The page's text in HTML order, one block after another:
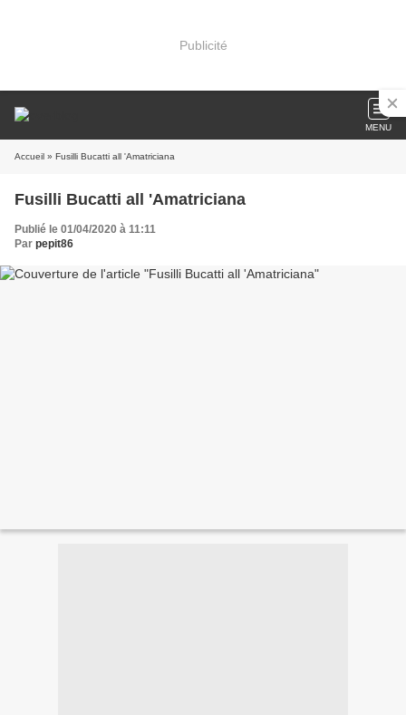
Publicité
MENU
Accueil » Fusilli Bucatti all 'Amatriciana
Fusilli Bucatti all 'Amatriciana
Publié le 01/04/2020 à 11:11
Par pepit86